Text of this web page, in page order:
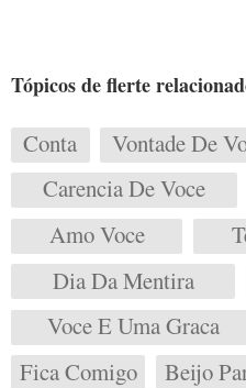
Tópicos de flerte
Conta Vontade De
Carencia De Voce
Amo Voce
Dia Da Mentira
Voce E Uma Graca
Fica Comigo
Beijo